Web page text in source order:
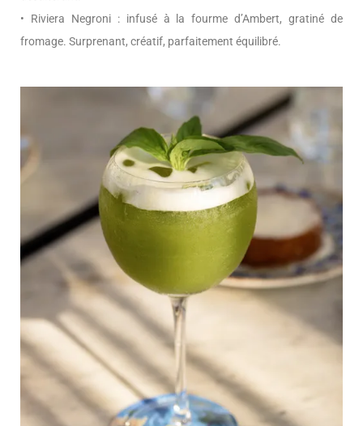
• Riviera Negroni : infusé à la fourme d’Ambert, gratiné de
fromage. Surprenant, créatif, parfaitement équilibré.